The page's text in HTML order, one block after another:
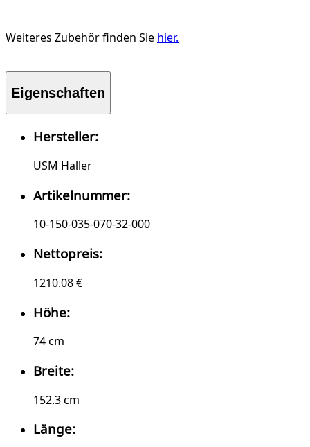
Weiteres Zubehör finden Sie hier.
Eigenschaften
Hersteller:
USM Haller
Artikelnummer:
10-150-035-070-32-000
Nettopreis:
1210.08 €
Höhe:
74 cm
Breite:
152.3 cm
Länge: